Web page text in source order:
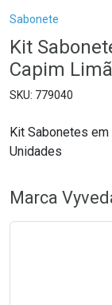
Breadcrumb
Sabonete
Kit
Capim
779040
Kit Sabonetes em
Unidades
Marca